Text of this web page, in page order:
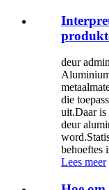
deur
die
uit.Daar is
deur
behoeftes
Lees meer